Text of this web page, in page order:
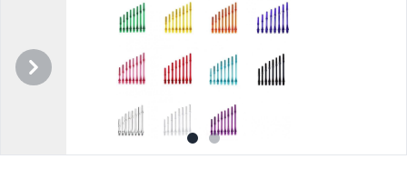
Précédent
Suivant